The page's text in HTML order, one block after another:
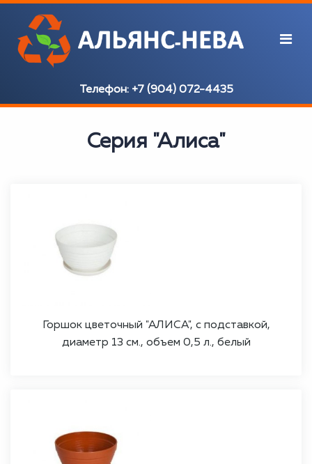
Телефон: +7 (904) 072-4435
Серия "Алиса"
Горшок цветочный "АЛИСА", с подставкой,
диаметр 13 см., объем 0,5 л., белый